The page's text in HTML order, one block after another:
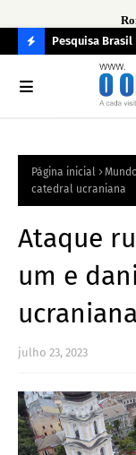
O
R
Pesquisa
pelo
Página inicial
catedral ucraniana
Ataque
um e
ucraniana
julho 23, 2023